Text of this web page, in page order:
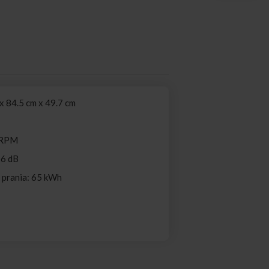
84.5 cm x 49.7 cm
dB
65 kWh